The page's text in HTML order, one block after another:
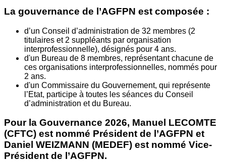
La gouvernance de l’AGFPN est composée :
d’un Conseil d’administration de 32 membres (2
titulaires et 2 suppléants par organisation
interprofessionnelle), désignés pour 4 ans.
d'un Bureau de 8 membres, représentant chacune de
ces organisations interprofessionnelles, nommés pour
2 ans.
d'un Commissaire du Gouvernement, qui représente
l’Etat, participe à toutes les séances du Conseil
d’administration et du Bureau.
Pour la Gouvernance 2026, Manuel LECOMTE
(CFTC) est nommé Président de l’AGFPN et
Daniel WEIZMANN (MEDEF) est nommé Vice-
Président de l’AGFPN.